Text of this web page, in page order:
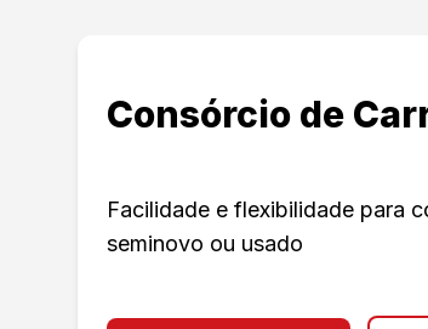
Consórcio de
Facilidade e flexibilidade para
seminovo ou usado